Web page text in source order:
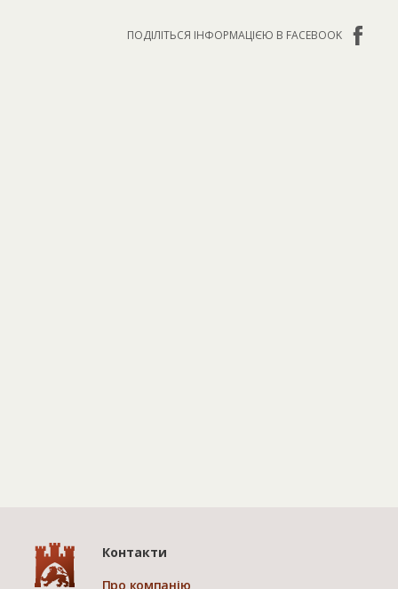
ПОДІЛІТЬСЯ ІНФОРМАЦІЄЮ В FACEBOOK
Контакти
Про компанію